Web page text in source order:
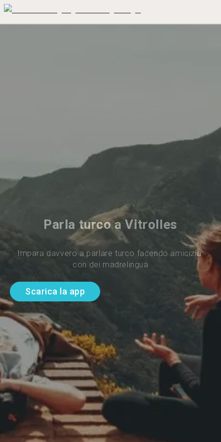
Parla turco a Vitrolles
Impara davvero a parlare turco facendo amicizia
con dei madrelingua
Scarica la app